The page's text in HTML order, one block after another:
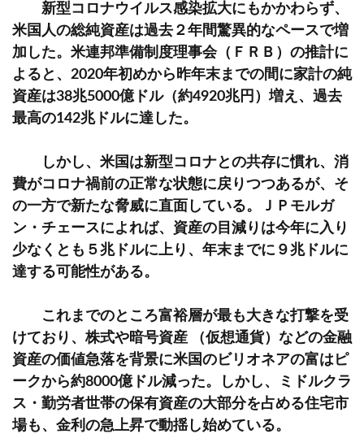
新型コロナウイルス感染拡大にもかかわらず、
米国人の総純資産は過去２年間驚異的なペースで増
加した。米連邦準備制度理事会（ＦＲＢ）の推計に
よると、2020年初めから昨年末までの間に家計の純
資産は38兆5000億ドル（約4920兆円）増え、過去
最高の142兆ドルに達した。
しかし、米国は新型コロナとの共存に慣れ、消
費がコロナ禍前の正常な状態に戻りつつあるが、そ
の一方で新たな脅威に直面している。ＪＰモルガ
ン・チェースによれば、資産の目減りは今年に入り
少なくとも５兆ドルに上り、年末までに９兆ドルに
達する可能性がある。
これまでのところ富裕層が最も大きな打撃を受
けており、株式や暗号資産 （仮想通貨）などの金融
資産の価値急落を背景に米国のビリオネアの富はピ
ークから約8000億ドル減った。しかし、ミドルクラ
ス・勤労者世帯の保有資産の大部分を占める住宅市
場も、金利の急上昇で動揺し始めている。